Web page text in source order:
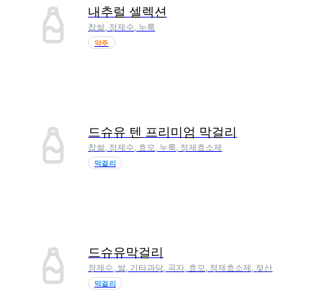
내추럴 셀렉션
찹쌀, 정제수, 누룩
약주
드슈유 텐 프리미엄 막걸리
찹쌀, 정제수, 효모, 누룩, 정제효소제
막걸리
드슈유막걸리
정제수, 쌀, 기타과당, 곡자, 효모, 정제효소제, 젖산
막걸리